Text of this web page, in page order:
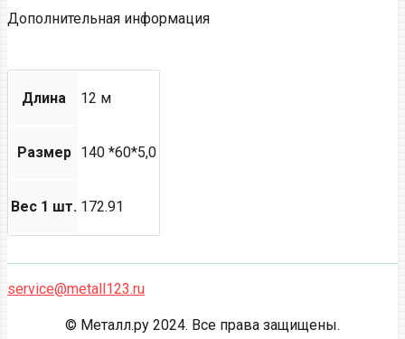
Дополнительная информация
Длина 12 м
Размер 140 *60*5,0
Вес 1 шт. 172.91
service@metall123.ru
© Металл.ру 2024. Все права защищены.